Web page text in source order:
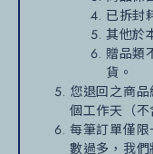
已拆封
其他於
贈品類
貨。
您退回之商
個工作天（不
每筆訂單僅
數過多，我們